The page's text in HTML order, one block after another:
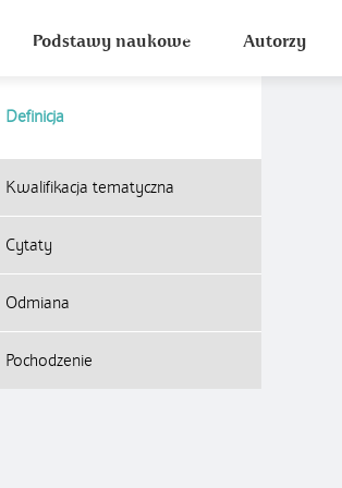
Podstawy naukowe Autorzy
Definicja
Kwalifikacja tematyczna
Cytaty
Odmiana
Pochodzenie